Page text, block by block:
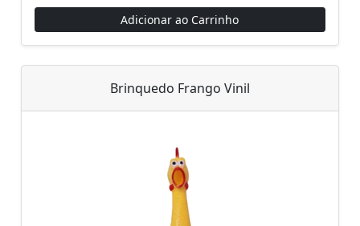
Adicionar ao Carrinho
Brinquedo Frango Vinil